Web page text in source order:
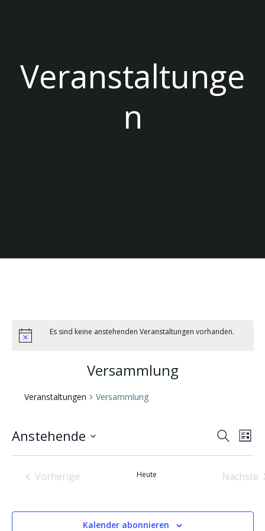
Veranstaltunge
n
Es sind keine anstehenden Veranstaltungen vorhanden.
Versammlung
Veranstaltungen Versammlung
V
e
SucheV
e
a
Liste
Anstehende
Datum
Vorherige
Heute
Nächste
Kalender abonnieren